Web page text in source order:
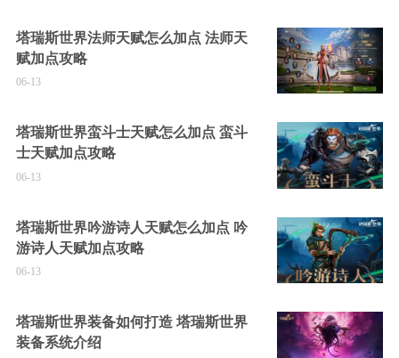
塔瑞斯世界法师天赋怎么加点 法师天
赋加点攻略
06-13
塔瑞斯世界蛮斗士天赋怎么加点 蛮斗
士天赋加点攻略
06-13
塔瑞斯世界吟游诗人天赋怎么加点 吟
游诗人天赋加点攻略
06-13
塔瑞斯世界装备如何打造 塔瑞斯世界
装备系统介绍